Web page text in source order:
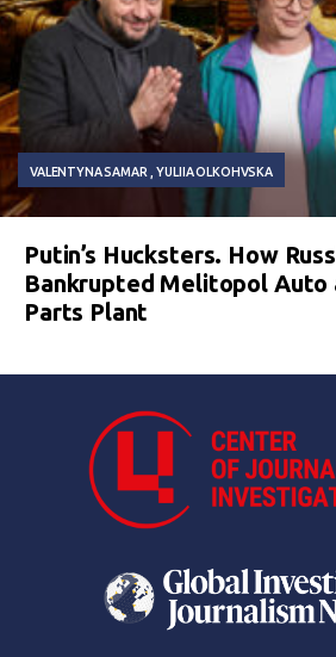
VALENTYNA SAMAR YULIIA OLKOHVSKA
Putin’s Hucksters. How
Bankrupted Melitopol Auto
Parts Plant